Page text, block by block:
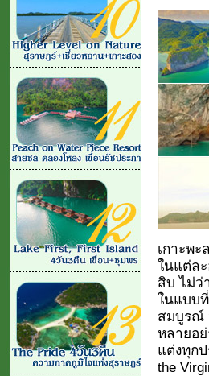
เกาะพ
ในแต่ละ
สิบ ไม่ว่
ในแบบ
สมบูรณ์
หลายอย่
แต่งทุกป
the